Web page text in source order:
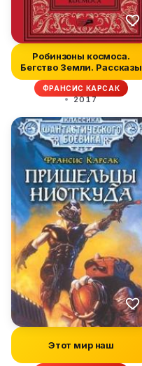
Робинзоны космоса.
Бегство Земли. Рассказы
ФРАНСИС КАРСАК
2017
Этот мир наш